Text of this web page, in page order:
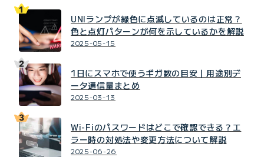
UNIランプが緑色に点滅しているのは正常？
色と点灯パターンが何を示しているかを解説
2025-05-15
1日にスマホで使うギガ数の目安｜用途別デ
ータ通信量まとめ
2025-03-13
Wi-Fiのパスワードはどこで確認できる？エ
ラー時の対処法や変更方法について解説
2025-06-26